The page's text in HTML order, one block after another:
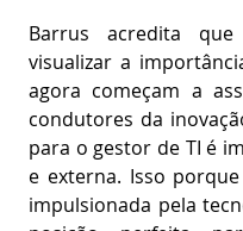
Barrus acredita
visualizar a
agora começam a
condutores da
para o gestor de TI é
e externa. Isso
impulsionada pela